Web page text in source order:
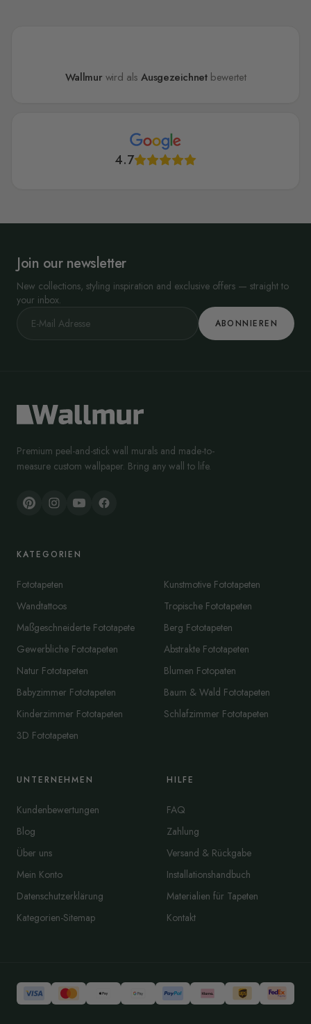
Wallmur wird alsAusgezeichnetbewertet
4.7
Join our newsletter
New collections, styling inspiration and exclusive offers — straight to
your inbox.
ABONNIEREN
Premium peel-and-stick wall murals and made-to-
measure custom wallpaper. Bring any wall to life.
KATEGORIEN
Fototapeten
Wandtattoos
Maßgeschneiderte Fototapete
Gewerbliche Fototapeten
Natur Fototapeten
Babyzimmer Fototapeten
Kinderzimmer Fototapeten
3D Fototapeten
Kunstmotive Fototapeten
Tropische Fototapeten
Berg Fototapeten
Abstrakte Fototapeten
Blumen Fotopaten
Baum & Wald Fototapeten
Schlafzimmer Fototapeten
UNTERNEHMEN
Kundenbewertungen
Blog
Über uns
Mein Konto
Datenschutzerklärung
Kategorien-Sitemap
HILFE
FAQ
Zahlung
Versand & Rückgabe
Installationshandbuch
Materialien für Tapeten
Kontakt